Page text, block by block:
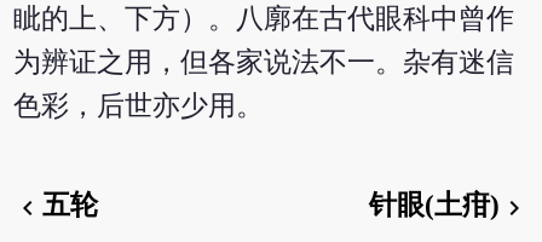
眦的上、下方）。八廓在古代眼科中曾作
为辨证之用，但各家说法不一。杂有迷信
色彩，后世亦少用。
chevron_left五轮 针眼(土疳) chevron_right